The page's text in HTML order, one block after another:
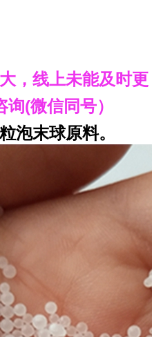
，线上未能及时更
询(微信同号）
泡末球原料。